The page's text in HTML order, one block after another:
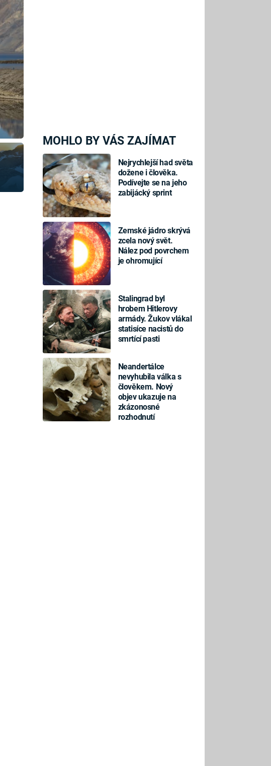
MOHLO BY VÁS ZAJÍMAT
Nejrychlejší had světa
dožene i člověka.
Podívejte se na jeho
zabijácký sprint
Zemské jádro skrývá
zcela nový svět.
Nález pod povrchem
je ohromující
Stalingrad byl
hrobem Hitlerovy
armády. Žukov vlákal
statisíce nacistů do
smrtící pasti
Neandertálce
nevyhubila válka s
člověkem. Nový
objev ukazuje na
zkázonosné
rozhodnutí